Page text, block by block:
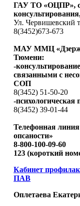
ГАУ ТО «ОЦПР»,
Ул. Червишевский
8(3452)673-673
МАУ ММЦ
Тюмени:
-
связанными с
СОП
8(3452) 51-50-20
-
8(3452) 39-01-44
Телефонная
опсаности»
8-800-100-09-60
123 (короткий
Кабинет
ПАВ
Оплетаева